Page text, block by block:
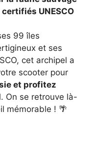
UNESCO
99 îles
et ses
cet archipel a
scooter pour
et profitez
. On se retrouve là-
mémorable ! 🌴